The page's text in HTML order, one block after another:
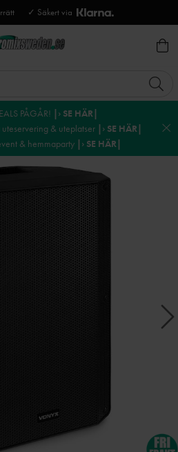
✓ Säkert via
PÅGÅR! |› SE HÄR|
& uteplatser |› SE HÄR|
& hemmaparty |› SE HÄR|